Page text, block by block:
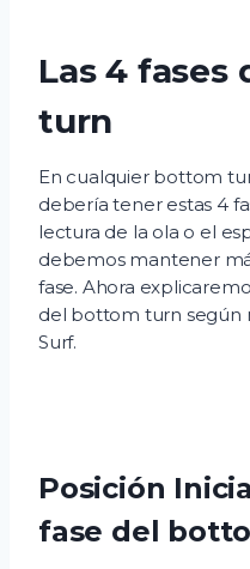
Las 4 fases
turn
En cualquier bottom
debería tener estas 4
lectura de la ola o el
debemos mantener
fase. Ahora
del bottom turn según
Surf.
Posición
fase del